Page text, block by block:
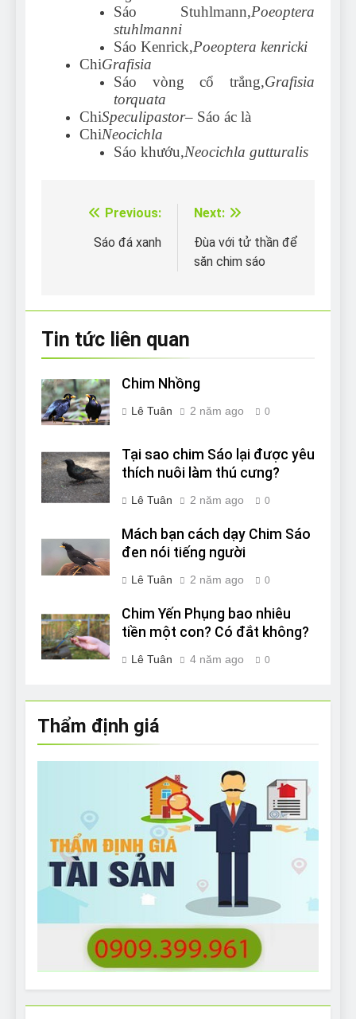
Sáo Stuhlmann,Poeoptera
stuhlmanni
Sáo Kenrick,Poeoptera kenricki
ChiGrafisia
Sáo vòng cổ trắng,Grafisia
torquata
ChiSpeculipastor– Sáo ác là
ChiNeocichla
Sáo khướu,Neocichla gutturalis
Điều
hướng
Previous:
Sáo đá xanh
Next:
Đùa với tử thần để
săn chim sáo
Tin tức liên quan
Chim Nhồng
Lê Tuân 2 năm ago 0
Tại sao chim Sáo lại được yêu
thích nuôi làm thú cưng?
Lê Tuân 2 năm ago 0
Mách bạn cách dạy Chim Sáo
đen nói tiếng người
Lê Tuân 2 năm ago 0
Chim Yến Phụng bao nhiêu
tiền một con? Có đắt không?
Lê Tuân 4 năm ago 0
Thẩm định giá